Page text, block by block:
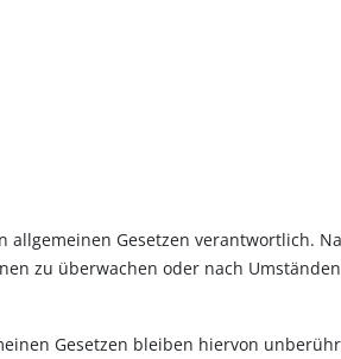
Gesetzen verantwortlich.
zu überwachen oder nach
Gesetzen bleiben hiervon